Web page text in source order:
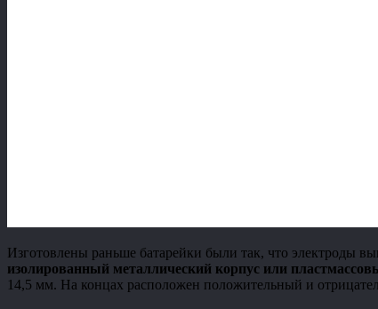
Изготовлены раньше батарейки были так, что электроды
изолированный металлический корпус или
14,5 мм. На концах расположен положительный и